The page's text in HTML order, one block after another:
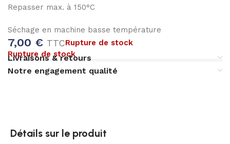
Repasser max. à 150°C
Séchage en machine basse température
7,00 € TTCRupture de stock
Rupture de stock
Livraisons & retours
Notre engagement qualité
Détails sur le produit